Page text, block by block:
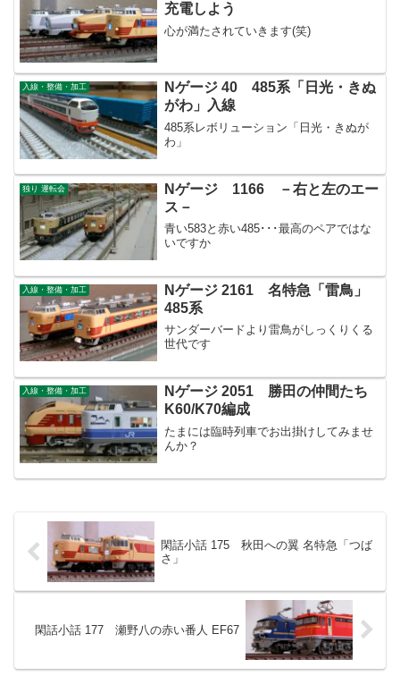
充電しよう
心が満たされていきます(笑)
入線・整備・加工
Nゲージ 40 485系「日光・きぬ
がわ」入線
485系レボリューション「日光・きぬが
わ」
独り 運転会
Nゲージ 1166 －右と左のエー
ス－
青い583と赤い485･･･最高のペアではな
いですか
入線・整備・加工
Nゲージ 2161 名特急「雷鳥」
485系
サンダーバードより雷鳥がしっくりくる
世代です
入線・整備・加工
Nゲージ 2051 勝田の仲間たち
K60/K70編成
たまには臨時列車でお出掛けしてみませ
んか？
閑話小話 175 秋田への翼 名特急「つば
さ」
閑話小話 177 瀬野八の赤い番人 EF67